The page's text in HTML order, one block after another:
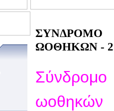
ΩΟΘΗΚΩΝ -
Σύνδρομο
ωοθηκών